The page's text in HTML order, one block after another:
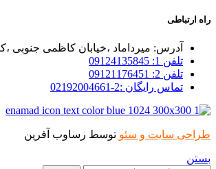
راه ارتباطی
آدرس: میرداماد ،خیابان کاظمی جنوبی
تلفن 1: 09124135845
تلفن 2: 09121176451
تماس رایگان :2-02192004661
طراحی سایت و سئو توسط رساوب آفرین
بستن